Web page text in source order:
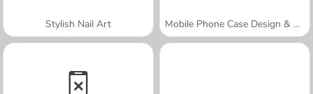
Stylish Nail Art Mobile Phone Case Design & DIY